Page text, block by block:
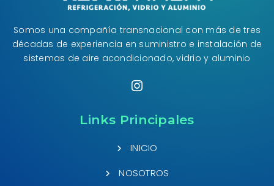
Somos una compañía transnacional con más de tres
décadas de experiencia en suministro e instalación de
sistemas de aire acondicionado, vidrio y aluminio
Links Principales
INICIO
NOSOTROS